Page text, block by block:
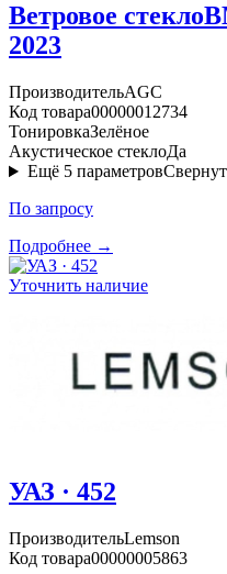
Ветровое стекло
2023
ПроизводительAGC
Код товара00000012734
ТонировкаЗелёное
Акустическое стеклоДа
Ещё 5 параметров
По запросу
Подробнее →
Уточнить наличие
УАЗ · 452
ПроизводительLemson
Код товара00000005863